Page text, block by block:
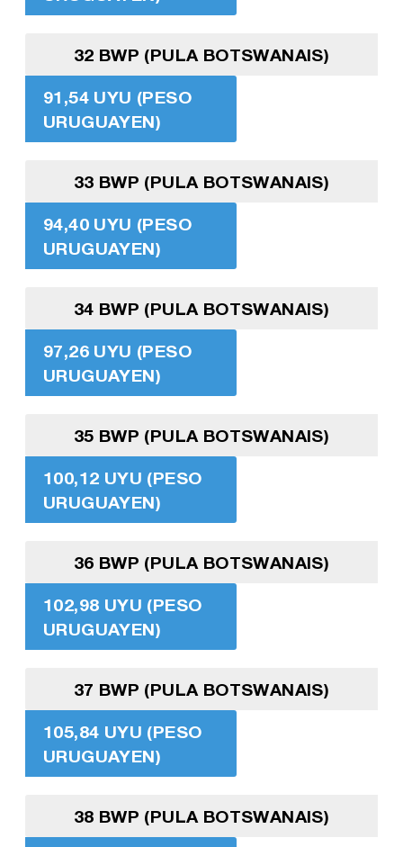
32 BWP (PULA BOTSWANAIS)
91,54 UYU (PESO
URUGUAYEN)
33 BWP (PULA BOTSWANAIS)
94,40 UYU (PESO
URUGUAYEN)
34 BWP (PULA BOTSWANAIS)
97,26 UYU (PESO
URUGUAYEN)
35 BWP (PULA BOTSWANAIS)
100,12 UYU (PESO
URUGUAYEN)
36 BWP (PULA BOTSWANAIS)
102,98 UYU (PESO
URUGUAYEN)
37 BWP (PULA BOTSWANAIS)
105,84 UYU (PESO
URUGUAYEN)
38 BWP (PULA BOTSWANAIS)